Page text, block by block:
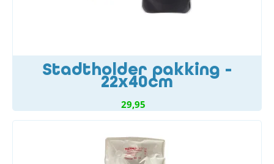
Stadtholder pakking -
22x40cm
29,95